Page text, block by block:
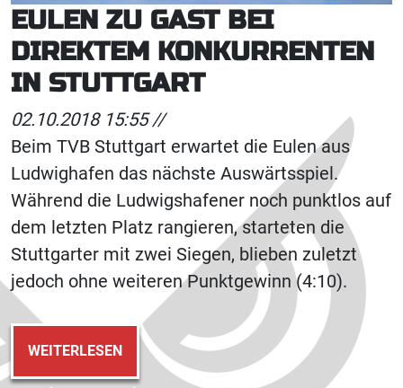
EULEN ZU GAST BEI
DIREKTEM KONKURRENTEN
IN STUTTGART
02.10.2018 15:55 //
Beim TVB Stuttgart erwartet die Eulen aus
Ludwighafen das nächste Auswärtsspiel.
Während die Ludwigshafener noch punktlos auf
dem letzten Platz rangieren, starteten die
Stuttgarter mit zwei Siegen, blieben zuletzt
jedoch ohne weiteren Punktgewinn (4:10).
WEITERLESEN